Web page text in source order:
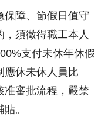
保障、節假日值守
須徵得職工本人
支付未休年休假
應休未休人員比
准審批流程，嚴禁
。